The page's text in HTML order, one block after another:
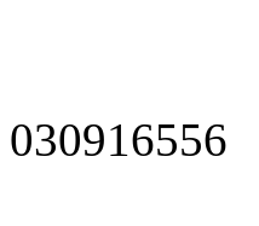
030916556